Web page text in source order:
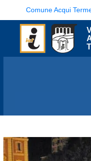
Comune Acqui